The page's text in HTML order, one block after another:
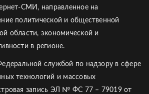
СМИ, направленное на
политической и общественной
области, экономической и
в регионе.
службой по надзору в сфере
технологий и массовых
запись ЭЛ № ФС 77 – 79019 от